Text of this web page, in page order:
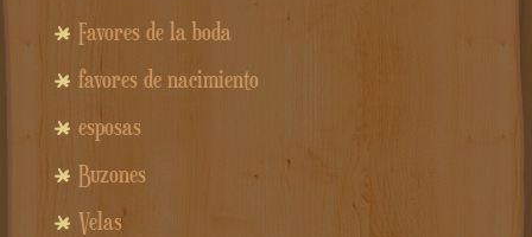
Favores de la boda
favores de nacimiento
esposas
Buzones
Velas